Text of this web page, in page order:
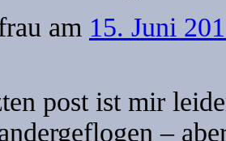
am 15. Juni
post ist mir
–